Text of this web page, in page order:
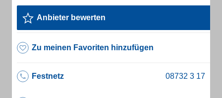
Anbieter bewerten
Zu meinen Favoriten hinzufügen
Festnetz